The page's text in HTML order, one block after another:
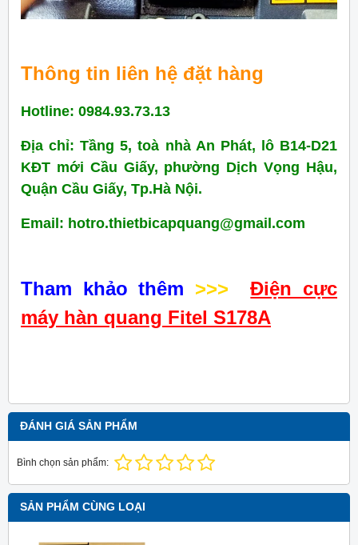
Thông tin liên hệ đặt hàng
Hotline: 0984.93.73.13
Địa chỉ: Tầng 5, toà nhà An Phát, lô B14-D21
KĐT mới Cầu Giấy, phường Dịch Vọng Hậu,
Quận Cầu Giấy, Tp.Hà Nội.
Email: hotro.thietbicapquang@gmail.com
Tham khảo thêm >>>
Điện cực
máy hàn quang Fitel S178A
ĐÁNH GIÁ SẢN PHẨM
Bình chọn sản phẩm:
SẢN PHẨM CÙNG LOẠI